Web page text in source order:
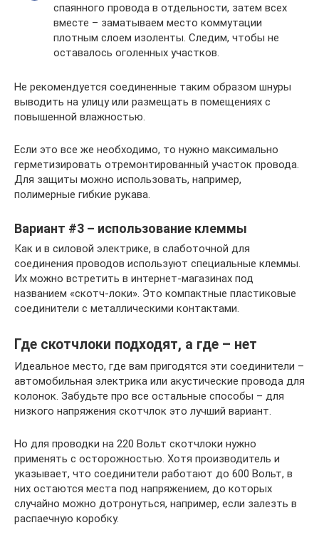
спаянного провода в отдельности, затем всех
вместе – заматываем место коммутации
плотным слоем изоленты. Следим, чтобы не
оставалось оголенных участков.
Не рекомендуется соединенные таким образом шнуры
выводить на улицу или размещать в помещениях с
повышенной влажностью.
Если это все же необходимо, то нужно максимально
герметизировать отремонтированный участок провода.
Для защиты можно использовать, например,
полимерные гибкие рукава.
Вариант #3 – использование клеммы
Как и в силовой электрике, в слаботочной для
соединения проводов используют специальные клеммы.
Их можно встретить в интернет-магазинах под
названием «скотч-локи». Это компактные пластиковые
соединители с металлическими контактами.
Где скотчлоки подходят, а где – нет
Идеальное место, где вам пригодятся эти соединители –
автомобильная электрика или акустические провода для
колонок. Забудьте про все остальные способы – для
низкого напряжения скотчлок это лучший вариант.
Но для проводки на 220 Вольт скотчлоки нужно
применять с осторожностью. Хотя производитель и
указывает, что соединители работают до 600 Вольт, в
них остаются места под напряжением, до которых
случайно можно дотронуться, например, если залезть в
распаечную коробку.